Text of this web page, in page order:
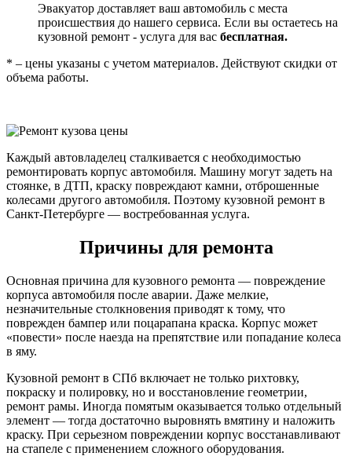
Эвакуатор доставляет ваш автомобиль с места
происшествия до нашего сервиса. Если вы остаетесь на
кузовной ремонт - услуга для вас бесплатная.
* – цены указаны с учетом материалов. Действуют скидки от
объема работы.
Каждый автовладелец сталкивается с необходимостью
ремонтировать корпус автомобиля. Машину могут задеть на
стоянке, в ДТП, краску повреждают камни, отброшенные
колесами другого автомобиля. Поэтому кузовной ремонт в
Санкт-Петербурге — востребованная услуга.
Причины для ремонта
Основная причина для кузовного ремонта — повреждение
корпуса автомобиля после аварии. Даже мелкие,
незначительные столкновения приводят к тому, что
поврежден бампер или поцарапана краска. Корпус может
«повести» после наезда на препятствие или попадание колеса
в яму.
Кузовной ремонт в СПб включает не только рихтовку,
покраску и полировку, но и восстановление геометрии,
ремонт рамы. Иногда помятым оказывается только отдельный
элемент — тогда достаточно выровнять вмятину и наложить
краску. При серьезном повреждении корпус восстанавливают
на стапеле с применением сложного оборудования.